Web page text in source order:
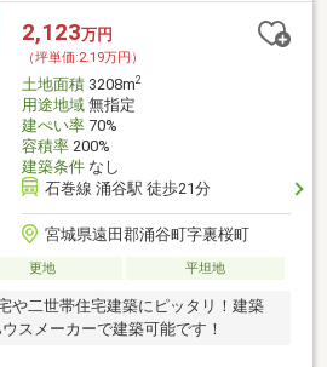
2,123万円
（坪単価:2.19万円）
土地面積3208m2
用途地域無指定
建ぺい率70%
容積率200%
建築条件なし
石巻線 涌谷駅 徒歩21分
宮城県遠田郡涌谷町字裏桜町
更地 平坦地
や二世帯住宅建築にピッタリ！建築
スメーカーで建築可能です！